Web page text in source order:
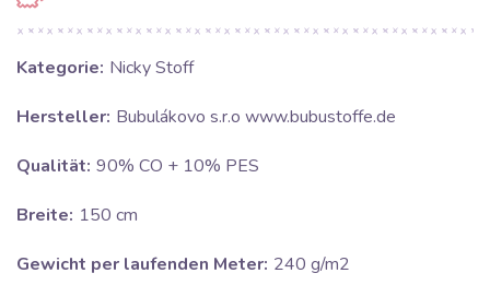
Kategorie: Nicky Stoff
Hersteller: Bubulákovo s.r.o www.bubustoffe.de
Qualität: 90% CO + 10% PES
Breite: 150 cm
Gewicht per laufenden Meter: 240 g/m2